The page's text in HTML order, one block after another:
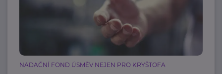
NADAČNÍ FOND ÚSMĚV NEJEN PRO KRYŠTOFA